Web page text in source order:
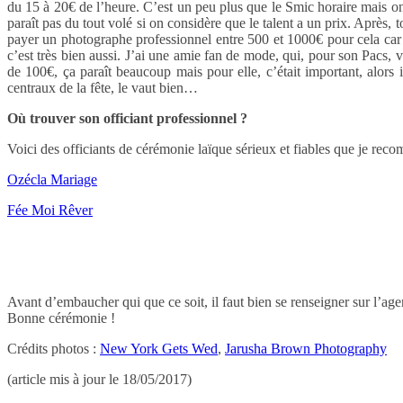
du 15 à 20€ de l’heure. C’est un peu plus que le Smic horaire mais
paraît pas du tout volé si on considère que le talent a un prix. Après,
payer un photographe professionnel entre 500 et 1000€ pour cela
c’est très bien aussi. J’ai une amie fan de mode, qui, pour son
de 100€, ça paraît beaucoup mais pour elle, c’était important,
centraux de la fête, le vaut bien…
Où trouver son officiant professionnel ?
Voici des officiants de cérémonie laïque sérieux et fiables que je
Ozécla Mariage
Fée Moi Rêver
Avant d’embaucher qui que ce soit, il faut bien se renseigner sur
Bonne cérémonie !
Crédits photos : New York Gets Wed, Jarusha Brown Photography
(article mis à jour le 18/05/2017)